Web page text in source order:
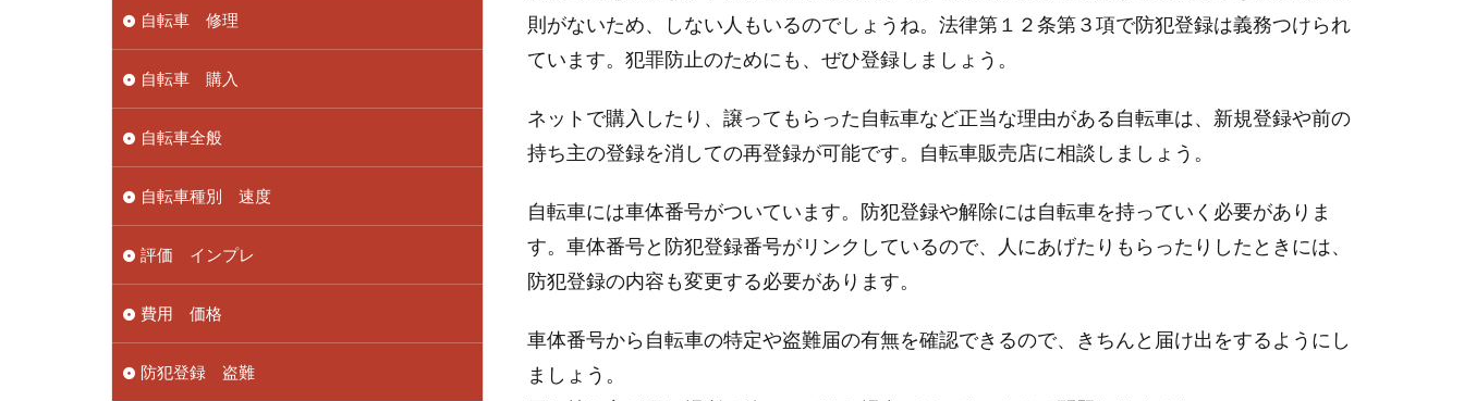
則がないため、しない人もいるのでしょうね。法律第１２条第３項で防犯登録は義務つけられ
ています。犯罪防止のためにも、ぜひ登録しましょう。
ネットで購入したり、譲ってもらった自転車など正当な理由がある自転車は、新規登録や前の
持ち主の登録を消しての再登録が可能です。自転車販売店に相談しましょう。
自転車には車体番号がついています。防犯登録や解除には自転車を持っていく必要がありま
す。車体番号と防犯登録番号がリンクしているので、人にあげたりもらったりしたときには、
防犯登録の内容も変更する必要があります。
車体番号から自転車の特定や盗難届の有無を確認できるので、きちんと届け出をするようにし
ましょう。
自転車 修理
自転車 購入
自転車全般
自転車種別 速度
評価 インプレ
費用 価格
防犯登録 盗難